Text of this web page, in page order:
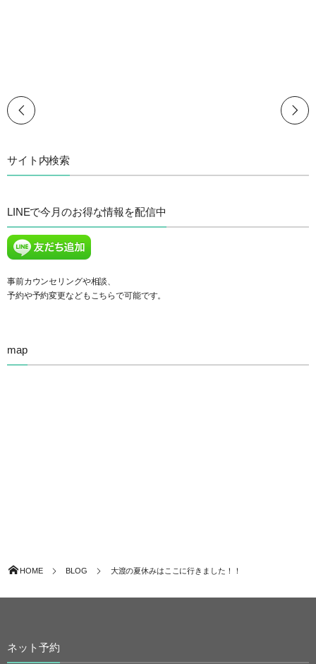
サイト内検索
LINEで今月のお得な情報を配信中
事前カウンセリングや相談、
予約や予約変更などもこちらで可能です。
map
HOME BLOG 大渡の夏休みはここに行きました！！
ネット予約